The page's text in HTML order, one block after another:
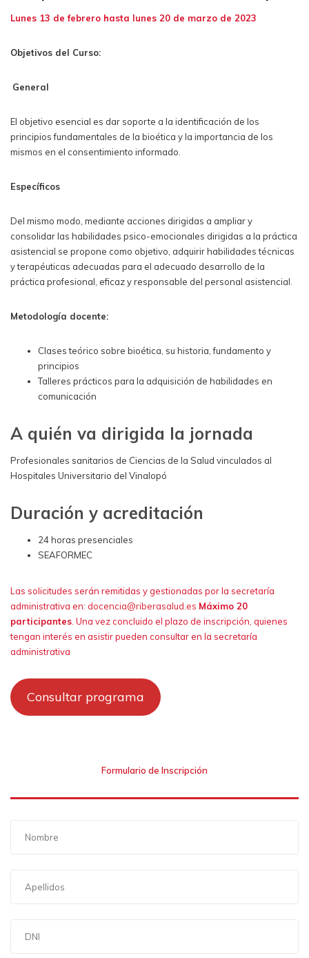
Lunes 13 de febrero hasta lunes 20 de marzo de 2023
Objetivos del Curso:
General
El objetivo esencial es dar soporte a la identificación de los
principios fundamentales de la bioética y la importancia de los
mismos en el consentimiento informado.
Específicos
Del mismo modo, mediante acciones dirigidas a ampliar y
consolidar las habilidades psico-emocionales dirigidas a la práctica
asistencial se propone como objetivo, adquirir habilidades técnicas
y terapéuticas adecuadas para el adecuado desarrollo de la
práctica profesional, eficaz y responsable del personal asistencial.
Metodología docente:
Clases teórico sobre bioética, su historia, fundamento y
principios
Talleres prácticos para la adquisición de habilidades en
comunicación
A quién va dirigida la jornada
Profesionales sanitarios de Ciencias de la Salud vinculados al
Hospitales Universitario del Vinalopó
Duración y acreditación
24 horas presenciales
SEAFORMEC
Las solicitudes serán remitidas y gestionadas por la secretaría
administrativa en: docencia@riberasalud.es Máximo 20
participantes . Una vez concluido el plazo de inscripción, quienes
tengan interés en asistir pueden consultar en la secretaría
administrativa
Consultar programa
Formulario de Inscripción